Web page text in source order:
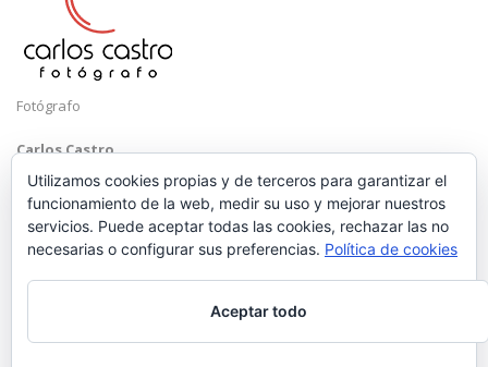
Fotógrafo
Carlos Castro
Málaga
Mobile: +34 652 83 71 98
hola@carloscastrofotografo.com
Utilizamos cookies propias y de terceros para garantizar el
funcionamiento de la web, medir su uso y mejorar nuestros
servicios. Puede aceptar todas las cookies, rechazar las no
necesarias o configurar sus preferencias. Política de cookies
Aceptar todo